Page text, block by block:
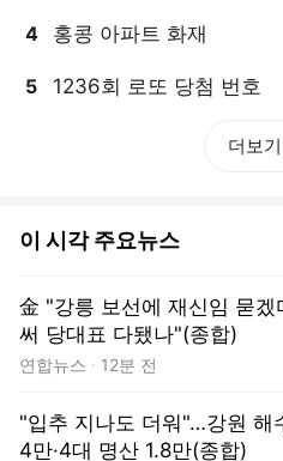
4 홍콩 아파트 화재
5 1236회 로또 당첨 번호
더보기
이 시각 주요뉴스
金 "강릉 보선에 재신임 묻겠
써 당대표 다됐나"(종합)
연합뉴스 12분 전
"입추 지나도 더워"…강원 해
4만·4대 명산 1.8만(종합)